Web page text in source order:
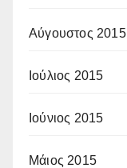
Αύγουστος 2015
Ιούλιος 2015
Ιούνιος 2015
Μάιος 2015